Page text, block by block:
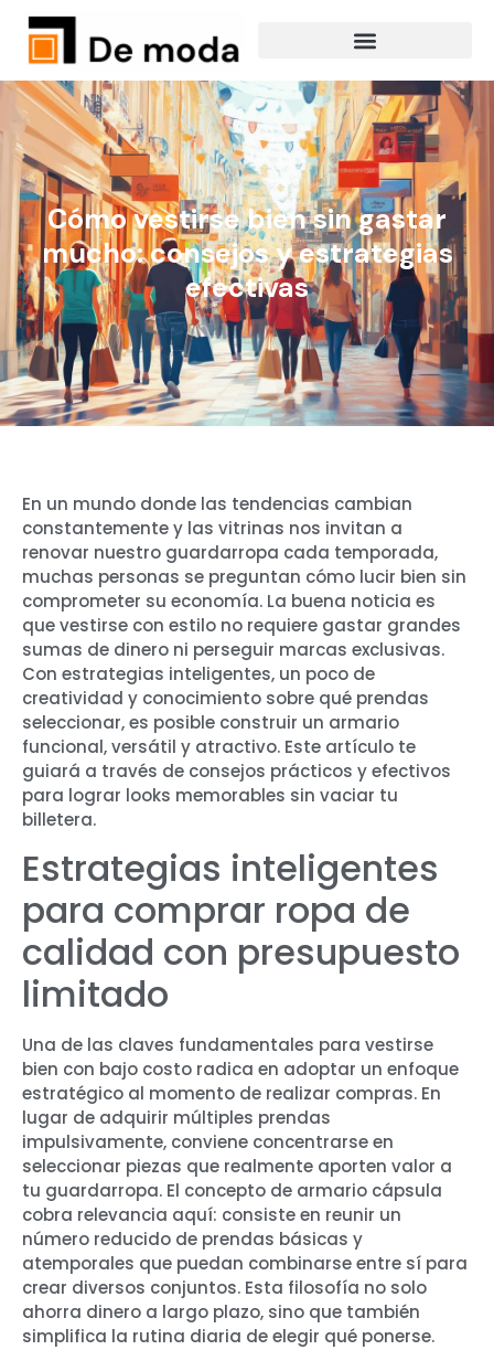
Cómo vestirse bien sin gastar
mucho: consejos y estrategias
efectivas
En un mundo donde las tendencias cambian
constantemente y las vitrinas nos invitan a
renovar nuestro guardarropa cada temporada,
muchas personas se preguntan cómo lucir bien sin
comprometer su economía. La buena noticia es
que vestirse con estilo no requiere gastar grandes
sumas de dinero ni perseguir marcas exclusivas.
Con estrategias inteligentes, un poco de
creatividad y conocimiento sobre qué prendas
seleccionar, es posible construir un armario
funcional, versátil y atractivo. Este artículo te
guiará a través de consejos prácticos y efectivos
para lograr looks memorables sin vaciar tu
billetera.
Estrategias inteligentes
para comprar ropa de
calidad con presupuesto
limitado
Una de las claves fundamentales para vestirse
bien con bajo costo radica en adoptar un enfoque
estratégico al momento de realizar compras. En
lugar de adquirir múltiples prendas
impulsivamente, conviene concentrarse en
seleccionar piezas que realmente aporten valor a
tu guardarropa. El concepto de armario cápsula
cobra relevancia aquí: consiste en reunir un
número reducido de prendas básicas y
atemporales que puedan combinarse entre sí para
crear diversos conjuntos. Esta filosofía no solo
ahorra dinero a largo plazo, sino que también
simplifica la rutina diaria de elegir qué ponerse.